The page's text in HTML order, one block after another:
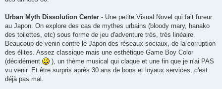
Urban Myth Dissolution Center - Une petite Visual Novel qui fait fureur
au Japon. On explore des cas de mythes urbains (bloody mary, hanako
des toilettes, etc) sous forme de jeu d'adventure très, très linéaire.
Beaucoup de venin contre le Japon des réseaux sociaux, de la corruption
des élites. Assez classique mais une esthétique Game Boy Color
(décidément
), un thème musical qui claque et une fin que je n'ai PAS
vu venir. Et être surpris après 30 ans de bons et loyaux services, c'est
déjà pas mal.